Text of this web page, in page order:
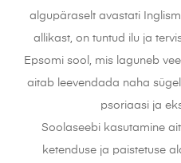
algupäraselt avastati
allikast, on tuntud ilu ja
Epsomi sool, mis laguneb
aitab leevendada naha
psoriaasi ja
Soolaseebi kasutamine
ketenduse ja paistetuse